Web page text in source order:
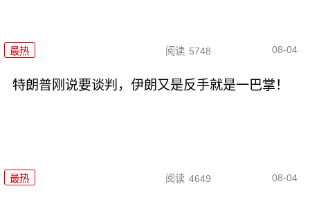
最热 阅读 5748 08-04
特朗普刚说要谈判，伊朗又是反手就是一巴掌！
最热 阅读 4649 08-04